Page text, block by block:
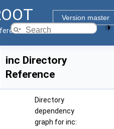
Version master
Guide
inc Directory
Reference
Directory
dependency
graph for inc: